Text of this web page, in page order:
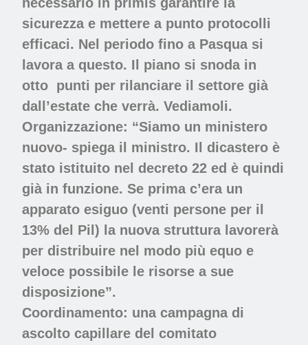
sicurezza e mettere a punto protocolli
efficaci. Nel periodo fino a Pasqua si
lavora a questo. Il piano si snoda in
otto punti per rilanciare il settore già
dall’estate che verrà. Vediamoli.
Organizzazione: “Siamo un ministero
nuovo- spiega il ministro. Il dicastero è
stato istituito nel decreto 22 ed è quindi
già in funzione. Se prima c’era un
apparato esiguo (venti persone per il
13% del Pil) la nuova struttura lavorerà
per distribuire nel modo più equo e
veloce possibile le risorse a sue
disposizione”.
Coordinamento: una campagna di
ascolto capillare del comitato